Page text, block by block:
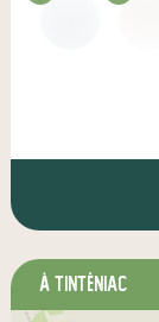
à Tinténiac